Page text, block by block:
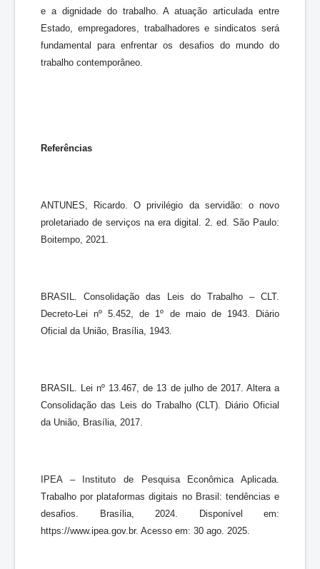
e a dignidade do trabalho. A atuação articulada entre
Estado, empregadores, trabalhadores e sindicatos será
fundamental para enfrentar os desafios do mundo do
trabalho contemporâneo.
Referências
ANTUNES, Ricardo. O privilégio da servidão: o novo
proletariado de serviços na era digital. 2. ed. São Paulo:
Boitempo, 2021.
BRASIL. Consolidação das Leis do Trabalho – CLT.
Decreto-Lei nº 5.452, de 1º de maio de 1943. Diário
Oficial da União, Brasília, 1943.
BRASIL. Lei nº 13.467, de 13 de julho de 2017. Altera a
Consolidação das Leis do Trabalho (CLT). Diário Oficial
da União, Brasília, 2017.
IPEA – Instituto de Pesquisa Econômica Aplicada.
Trabalho por plataformas digitais no Brasil: tendências e
desafios. Brasília, 2024. Disponível em:
https://www.ipea.gov.br. Acesso em: 30 ago. 2025.